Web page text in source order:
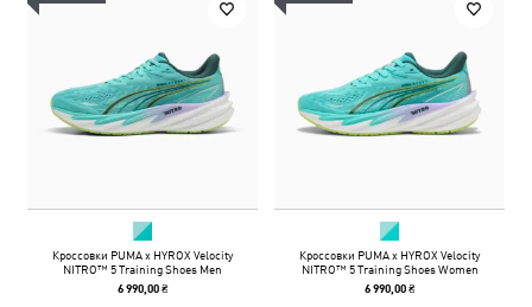
Кроссовки PUMA x HYROX Velocity
NITRO™ 5 Training Shoes Men
6 990,00 ₴
Кроссовки PUMA x HYROX Velocity
NITRO™ 5 Training Shoes Women
6 990,00 ₴